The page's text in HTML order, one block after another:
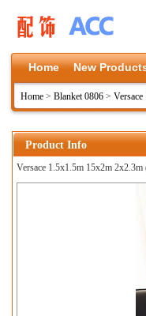
Home New
Home > Blanket 0806 >
Product Info
Versace 1.5x1.5m 15x2m 2x2.3m